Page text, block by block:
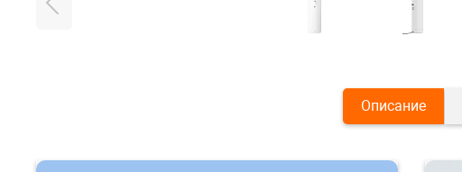
Описание